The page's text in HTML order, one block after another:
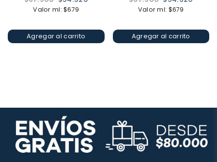
habitual
Valor ml: $679
Agregar al carrito
habitual
Valor ml: $679
Agregar al carrito